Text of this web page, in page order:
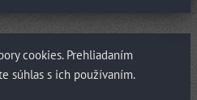
cookies. Prehliadaním
súhlas s ich používaním.